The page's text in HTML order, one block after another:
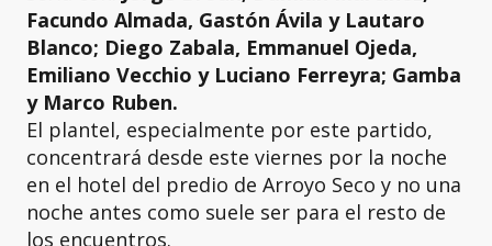
Facundo Almada, Gastón Ávila y Lautaro
Blanco; Diego Zabala, Emmanuel Ojeda,
Emiliano Vecchio y Luciano Ferreyra; Gamba
y Marco Ruben.
El plantel, especialmente por este partido,
concentrará desde este viernes por la noche
en el hotel del predio de Arroyo Seco y no una
noche antes como suele ser para el resto de
los encuentros.